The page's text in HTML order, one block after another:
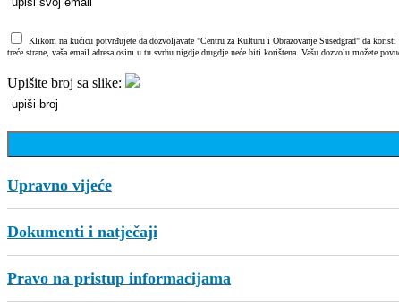
Klikom na kućicu potvrđujete da dozvoljavate "Centru za Kulturu i Obrazovanje Susedgrad" da
treće strane, vaša email adresa osim u tu svrhu nigdje drugdje neće biti korištena. Vašu dozvolu možete
Upišite broj sa slike:
Upravno vijeće
Dokumenti i natječaji
Pravo na pristup informacijama